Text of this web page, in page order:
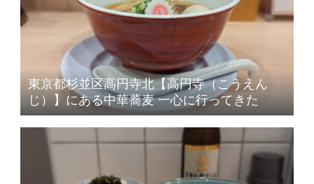
東京都杉並区高円寺北【高円寺（こうえん
じ）】にある中華蕎麦 一心に行ってきた